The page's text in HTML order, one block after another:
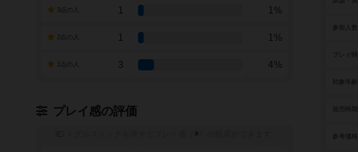
参加人数
参考価格
1 1%
1 1%
3 4%
プレイ感の評価
※